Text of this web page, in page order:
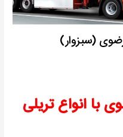
(سبزوار)
با انواع تریلی